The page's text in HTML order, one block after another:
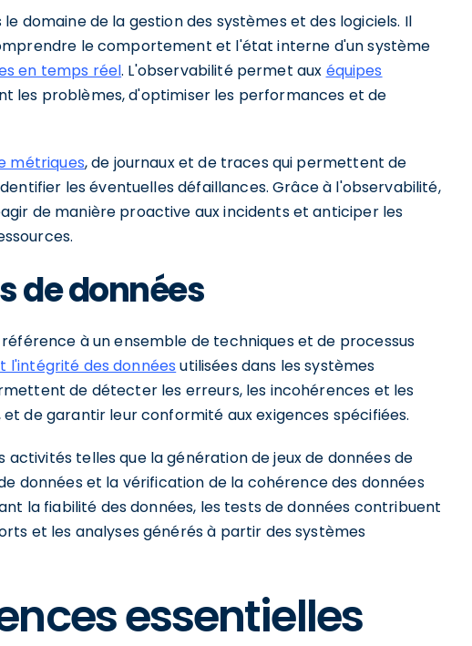
domaine de la gestion des systèmes et des logiciels. Il
le comportement et l'état interne d'un système
en temps réel. L'observabilité permet aux équipes
les problèmes, d'optimiser les performances et de
métriques, de journaux et de traces qui permettent de
les éventuelles défaillances. Grâce à l'observabilité,
de manière proactive aux incidents et anticiper les
de données
à un ensemble de techniques et de processus
l'intégrité des données utilisées dans les systèmes
de détecter les erreurs, les incohérences et les
de garantir leur conformité aux exigences spécifiées.
telles que la génération de jeux de données de
données et la vérification de la cohérence des données
la fiabilité des données, les tests de données contribuent
et les analyses générés à partir des systèmes
essentielles